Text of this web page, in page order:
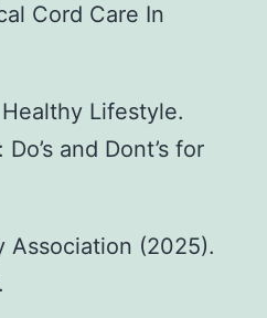
Cord Care In
Lifestyle.
and Dont’s for
Association (2025).